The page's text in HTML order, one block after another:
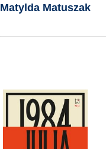
Matylda Matuszak